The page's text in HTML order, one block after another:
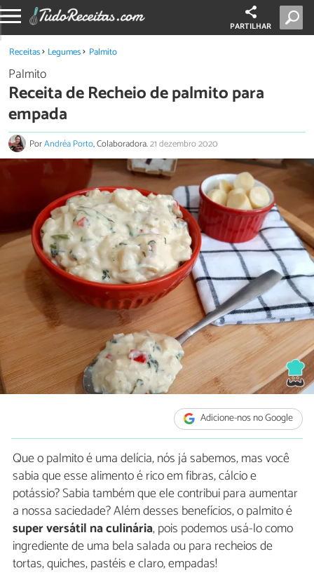
PARTILHAR
Receitas Legumes Palmito
Palmito
Receita de Recheio de palmito para
empada
PorAndréa Porto, Colaboradora.21 dezembro 2020
Adicione-nos no Google
Que o palmito é uma delícia, nós já sabemos, mas você
sabia que esse alimento é rico em fibras, cálcio e
potássio? Sabia também que ele contribui para aumentar
a nossa saciedade? Além desses benefícios, o palmito é
super versátil na culinária, pois podemos usá-lo como
ingrediente de uma bela salada ou para recheios de
tortas, quiches, pastéis e claro, empadas!